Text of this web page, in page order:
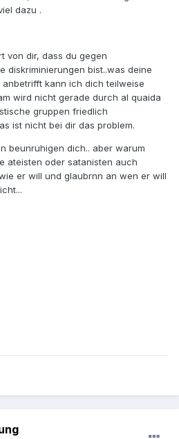
dazu .
von dir, dass du gegen
diskriminierungen bist..was deine
kann ich dich teilweise
wird nicht gerade durch al quaida
gruppen friedlich
ist nicht bei dir das problem.
beunruhigen dich.. aber warum
ateisten oder satanisten auch
er will und glaubrnn an wen er will